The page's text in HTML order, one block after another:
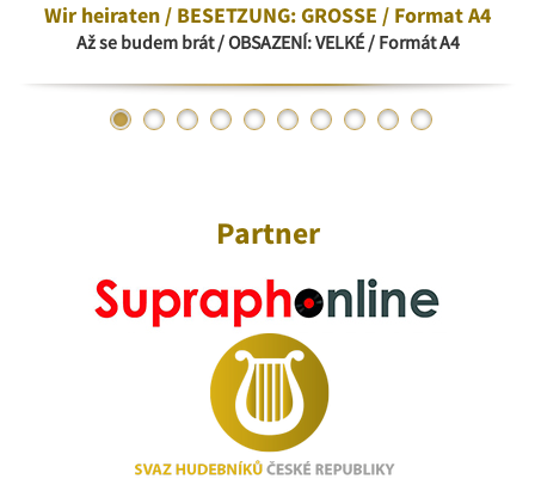
Wir heiraten / BESETZUNG: GROSSE / Format A4
Až se budem brát / OBSAZENÍ: VELKÉ / Formát A4
Partner